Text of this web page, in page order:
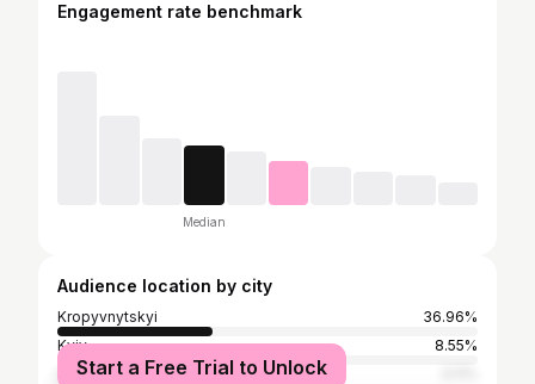
Engagement rate benchmark
Median
Audience location by city
Kropyvnytskyi
36.96%
Kyiv
8.55%
Odesa
Start a Free Trial to Unlock